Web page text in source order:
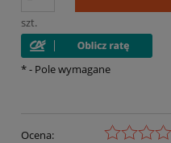
szt.
*- Pole wymagane
Ocena: